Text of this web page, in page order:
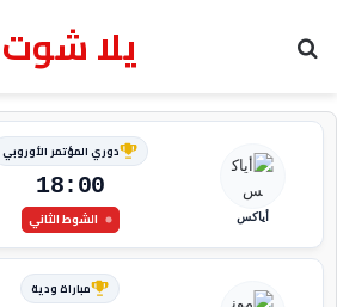
يلا شوت
أياكس
دوري المؤتمر الأوروبي
18:00
الشوط الثاني
مباراة ودية